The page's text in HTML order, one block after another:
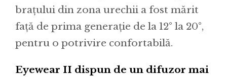
brațului din zona urechii a fost mărit
față de prima generație de la 12° la 20°,
pentru o potrivire confortabilă.
Eyewear II dispun de un difuzor mai